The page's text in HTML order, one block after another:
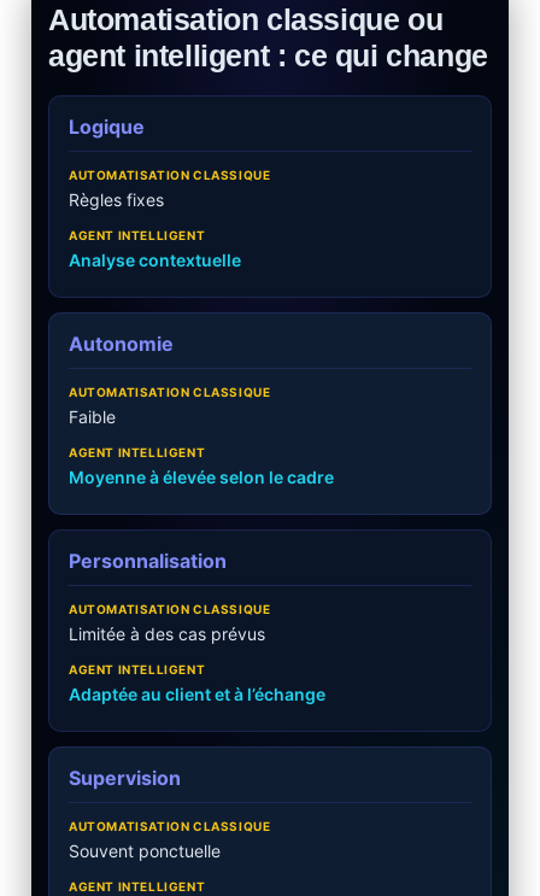
Automatisation classique ou
agent intelligent : ce qui change
Logique
Règles fixes
Analyse contextuelle
Autonomie
Faible
Moyenne à élevée selon le cadre
Personnalisation
Limitée à des cas prévus
Adaptée au client et à l’échange
Supervision
Souvent ponctuelle